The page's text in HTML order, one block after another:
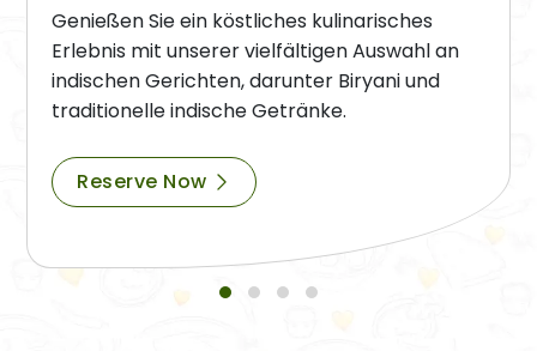
Genießen Sie ein köstliches kulinarisches
Erlebnis mit unserer vielfältigen Auswahl an
indischen Gerichten, darunter Biryani und
traditionelle indische Getränke.
Reserve Now